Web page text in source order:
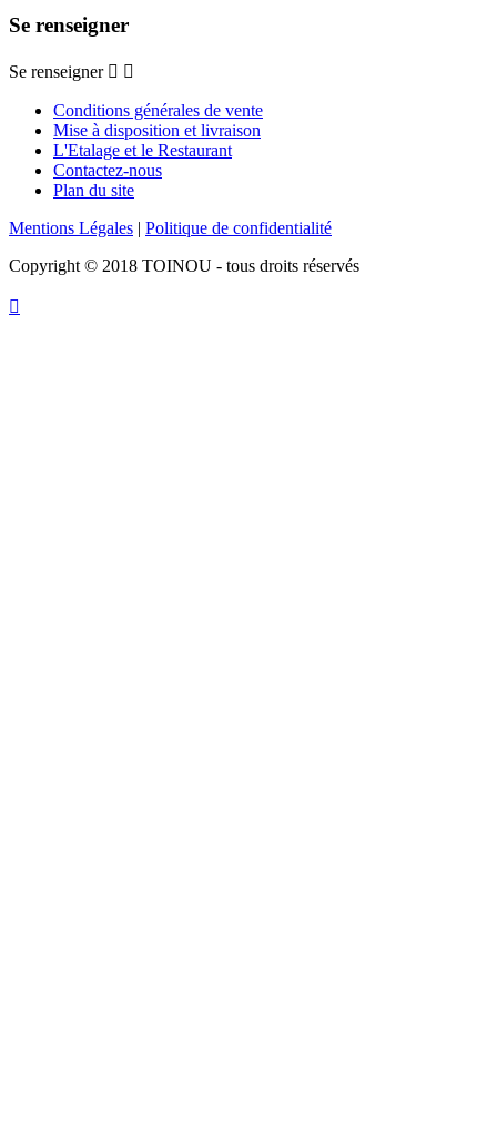
Se renseigner
Se renseigner  
Conditions générales de vente
Mise à disposition et livraison
L'Etalage et le Restaurant
Contactez-nous
Plan du site
Mentions Légales | Politique de confidentialité
Copyright © 2018 TOINOU - tous droits réservés
